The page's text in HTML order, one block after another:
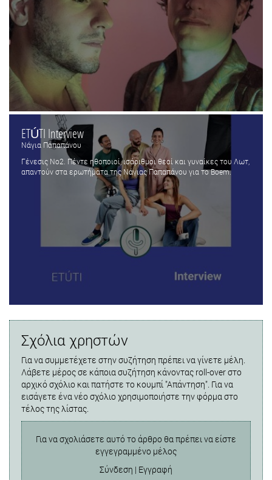
ETÚTI Interview
Νάγια Παπαπάνου
Γένεσις Νο2. Πέντε ηθοποιοί, ισάριθμοι θεοί και γυναίκες του Λωτ,
απαντούν στα ερωτήματα της Νάγιας Παπαπάνου για το Boem.
Σχόλια χρηστών
Για να συμμετέχετε στην συζήτηση πρέπει να γίνετε μέλη.
Λάβετε μέρος σε κάποια συζήτηση κάνοντας roll-over στο
αρχικό σχόλιο και πατήστε το κουμπί "Απάντηση". Για να
εισάγετε ένα νέο σχόλιο χρησιμοποιήστε την φόρμα στο
τέλος της λίστας.
Για να σχολιάσετε αυτό το άρθρο θα πρέπει να είστε
εγγεγραμμένο μέλος
Σύνδεση | Εγγραφή